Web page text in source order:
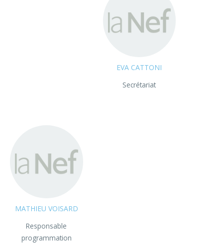
EVA CATTONI
Secrétariat
MATHIEU VOISARD
Responsable
programmation